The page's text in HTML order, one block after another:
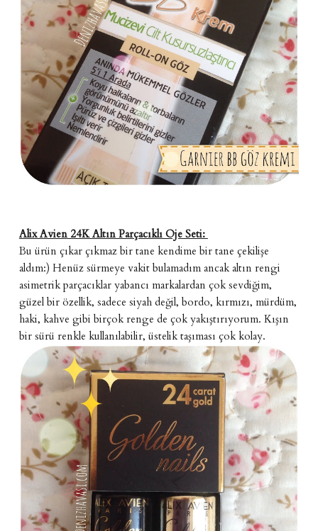
Alix Avien 24K Altın Parçacıklı Oje Seti:
Bu ürün çıkar çıkmaz bir tane kendime bir tane çekilişe
aldım:) Henüz sürmeye vakit bulamadım ancak altın rengi
asimetrik parçacıklar yabancı markalardan çok sevdiğim,
güzel bir özellik, sadece siyah değil, bordo, kırmızı, mürdüm,
haki, kahve gibi birçok renge de çok yakıştırıyorum. Kışın
bir sürü renkle kullanılabilir, üstelik taşıması çok kolay.